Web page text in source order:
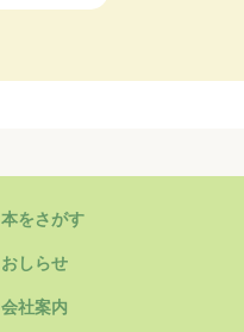
本をさがす
おしらせ
会社案内